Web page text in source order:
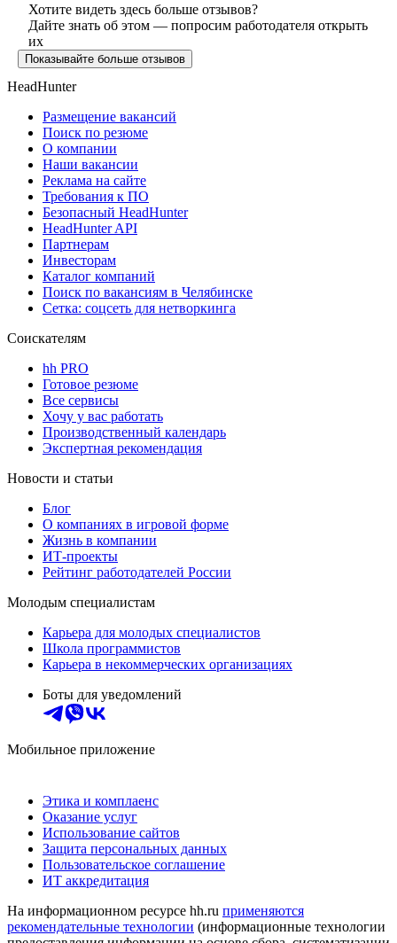
Хотите видеть здесь больше отзывов?
Дайте знать об этом — попросим работодателя открыть
их
Показывайте больше отзывов
HeadHunter
Размещение вакансий
Поиск по резюме
О компании
Наши вакансии
Реклама на сайте
Требования к ПО
Безопасный HeadHunter
HeadHunter API
Партнерам
Инвесторам
Каталог компаний
Поиск по вакансиям в Челябинске
Сетка: соцсеть для нетворкинга
Соискателям
hh PRO
Готовое резюме
Все сервисы
Хочу у вас работать
Производственный календарь
Экспертная рекомендация
Новости и статьи
Блог
О компаниях в игровой форме
Жизнь в компании
ИТ-проекты
Рейтинг работодателей России
Молодым специалистам
Карьера для молодых специалистов
Школа программистов
Карьера в некоммерческих организациях
Боты для уведомлений
Мобильное приложение
Этика и комплаенс
Оказание услуг
Использование сайтов
Защита персональных данных
Пользовательское соглашение
ИТ аккредитация
На информационном ресурсе hh.ru применяются
рекомендательные технологии (информационные технологии